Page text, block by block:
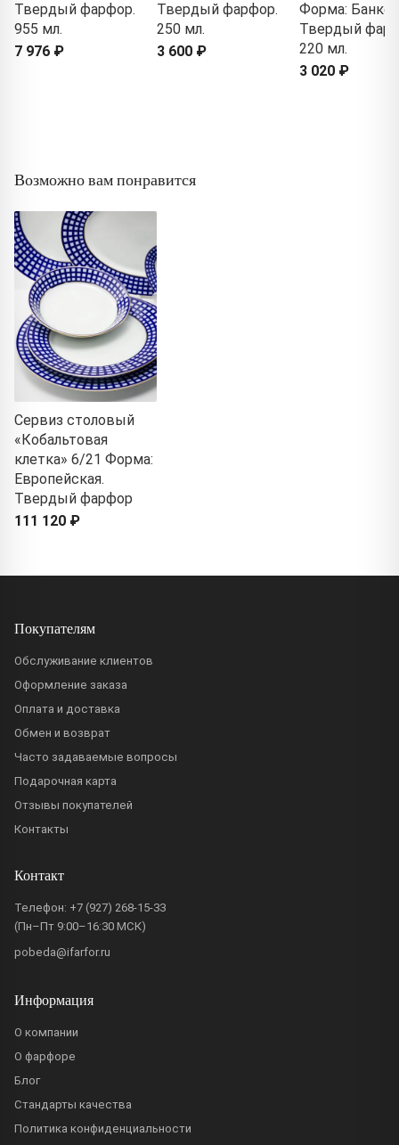
Твердый фарфор.
955 мл.
7 976 ₽
Твердый фарфор.
250 мл.
3 600 ₽
Форма:
Твердый
220 мл.
3 020 ₽
Возможно вам понравится
Сервиз столовый
«Кобальтовая
клетка» 6/21 Форма:
Европейская.
Твердый фарфор
111 120 ₽
Покупателям
Обслуживание клиентов
Оформление заказа
Оплата и доставка
Обмен и возврат
Часто задаваемые вопросы
Подарочная карта
Отзывы покупателей
Контакты
Контакт
Телефон: +7 (927) 268-15-33
(Пн–Пт 9:00–16:30 МСК)
pobeda@ifarfor.ru
Информация
О компании
О фарфоре
Блог
Стандарты качества
Политика конфиденциальности